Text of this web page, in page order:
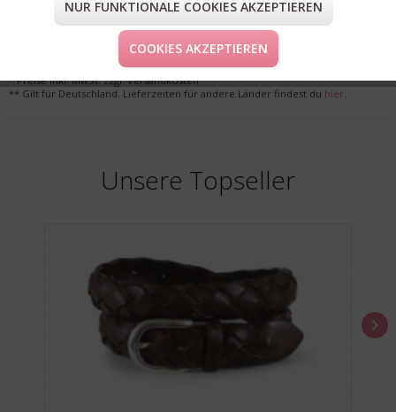
LIEFERUNG & KOSTENLOSE RETOURE
* Preise inkl. MwSt. zzgl. Versandkosten
** Gilt für Deutschland. Lieferzeiten für andere Länder findest du hier.
Unsere Topseller
NUR FUNKTIONALE COOKIES AKZEPTIEREN
COOKIES AKZEPTIEREN